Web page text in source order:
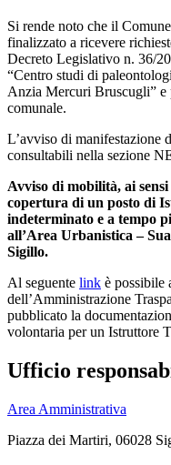
Si rende noto che il
finalizzato a ricevere
Decreto Legislativo n. 36/
“Centro studi di
Anzia Mercuri Bruscugli”
comunale.
L’avviso di manifestazione
consultabili nella sezione
Avviso di mobilità, ai
copertura di un posto di
indeterminato e a tempo
all’Area Urbanistica –
Sigillo.
Al seguente link è possibile
dell’Amministrazione
pubblicato la
volontaria per un Istruttore
Ufficio
Area Amministrativa
Piazza dei Martiri, 06028